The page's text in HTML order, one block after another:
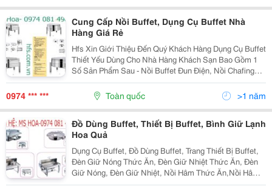
Cung Cấp Nồi Buffet, Dụng Cụ Buffet Nhà
Hàng Giá Rẻ
Hfs Xin Giới Thiệu Đến Quý Khách Hàng Dụng Cụ Buffet
Thiết Yếu Dùng Cho Nhà Hàng Khách Sạn Bao Gồm 1
Số Sản Phẩm Sau - Nồi Buffet Đun Điện, Nồi Chafing
Dish, Nồi Soup Đơn, Nồi Súp Đôi, Nồi Hâm Buffet Tròn,
Nồi Hâm Buffet Chữ Nhật, Nồi Buffet Đun...
0974 *** *** Toàn quốc >1 năm
Đồ Dùng Buffet, Thiết Bị Buffet, Bình Giữ Lạnh
Hoa Quả
Dụng Cụ Buffet, Đồ Dùng Buffet, Trang Thiết Bị Buffet,
Đèn Giữ Nóng Thức Ăn, Đèn Giữ Nhiệt Thức Ăn, Đèn
Giữ Nóng, Đèn Giữ Nhiệt, Nồi Hâm Thức Ăn,Nồi Hâm
Nóng, Nồi Hâm,Bình Nước Hoa Quả, Bình Đựng Nước